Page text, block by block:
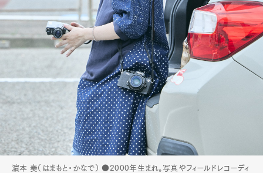
濵本 奏（はまもと・かなで） ●2000年生まれ。写真やフィールドレコーディ